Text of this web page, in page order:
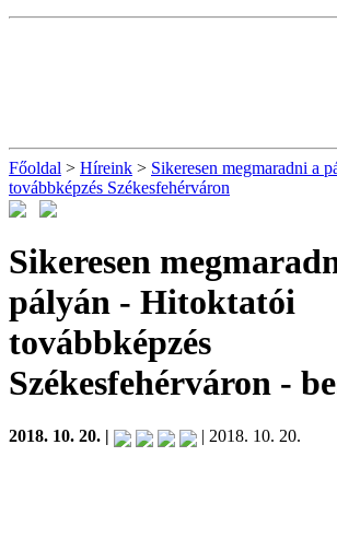
Főoldal > Híreink > Sikeresen megmaradni a
továbbképzés Székesfehérváron
Sikeresen
pályán - Hitoktatói
továbbképzés
Székesfehérváron -
2018. 10. 20. | | 2018. 10. 20.